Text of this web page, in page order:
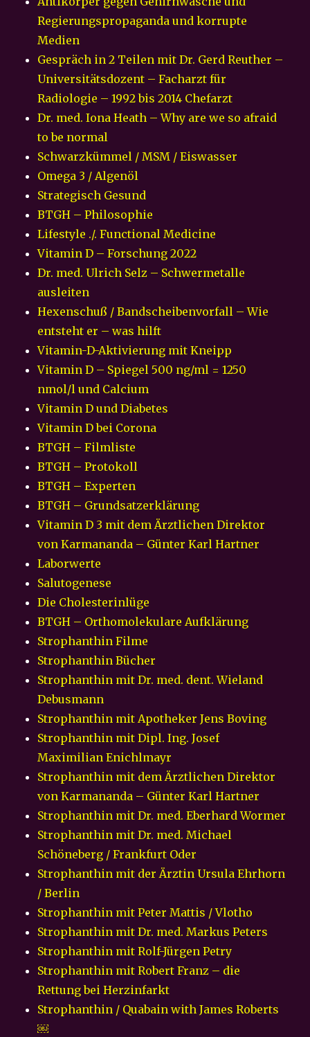
Regierungspropaganda und korrupte
Medien
Gespräch in 2 Teilen mit Dr. Gerd Reuther –
Universitätsdozent – Facharzt für
Radiologie – 1992 bis 2014 Chefarzt
Dr. med. Iona Heath – Why are we so afraid
to be normal
Schwarzkümmel / MSM / Eiswasser
Omega 3 / Algenöl
Strategisch Gesund
BTGH – Philosophie
Lifestyle ./. Functional Medicine
Vitamin D – Forschung 2022
Dr. med. Ulrich Selz – Schwermetalle
ausleiten
Hexenschuß / Bandscheibenvorfall – Wie
entsteht er – was hilft
Vitamin-D-Aktivierung mit Kneipp
Vitamin D – Spiegel 500 ng/ml = 1250
nmol/l und Calcium
Vitamin D und Diabetes
Vitamin D bei Corona
BTGH – Filmliste
BTGH – Protokoll
BTGH – Experten
BTGH – Grundsatzerklärung
Vitamin D 3 mit dem Ärztlichen Direktor
von Karmananda – Günter Karl Hartner
Laborwerte
Salutogenese
Die Cholesterinlüge
BTGH – Orthomolekulare Aufklärung
Strophanthin Filme
Strophanthin Bücher
Strophanthin mit Dr. med. dent. Wieland
Debusmann
Strophanthin mit Apotheker Jens Boving
Strophanthin mit Dipl. Ing. Josef
Maximilian Enichlmayr
Strophanthin mit dem Ärztlichen Direktor
von Karmananda – Günter Karl Hartner
Strophanthin mit Dr. med. Eberhard Wormer
Strophanthin mit Dr. med. Michael
Schöneberg / Frankfurt Oder
Strophanthin mit der Ärztin Ursula Ehrhorn
/ Berlin
Strophanthin mit Peter Mattis / Vlotho
Strophanthin mit Dr. med. Markus Peters
Strophanthin mit Rolf-Jürgen Petry
Strophanthin mit Robert Franz – die
Rettung bei Herzinfarkt
Strophanthin / Quabain with James Roberts
￼